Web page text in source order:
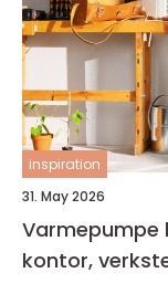
inspiration
31. May 2026
Varmepumpe bedrift
kontor,